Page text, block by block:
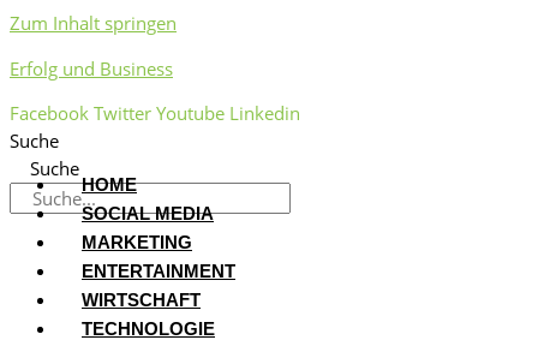
Zum Inhalt springen
Erfolg und Business
Facebook Twitter Youtube Linkedin
Suche
Suche
HOME
SOCIAL MEDIA
MARKETING
ENTERTAINMENT
WIRTSCHAFT
TECHNOLOGIE